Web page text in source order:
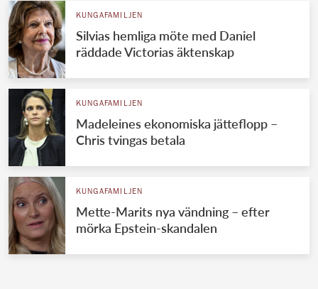
KUNGAFAMILJEN
Silvias hemliga möte med Daniel
räddade Victorias äktenskap
KUNGAFAMILJEN
Madeleines ekonomiska jätteflopp –
Chris tvingas betala
KUNGAFAMILJEN
Mette-Marits nya vändning – efter
mörka Epstein-skandalen